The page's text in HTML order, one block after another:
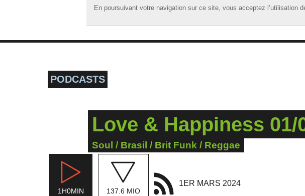
En poursuivant votre navigation sur ce site, vous acceptez l’utilisation
En poursuivant votre navigation sur ce site, vous acceptez l’utilisation
ACCUEIL
PODCASTS
Love & Happiness 01/
Soul / Brasil / Brit Funk / Reggae
1H0MIN 137.6 MIO
1ER MARS 2024